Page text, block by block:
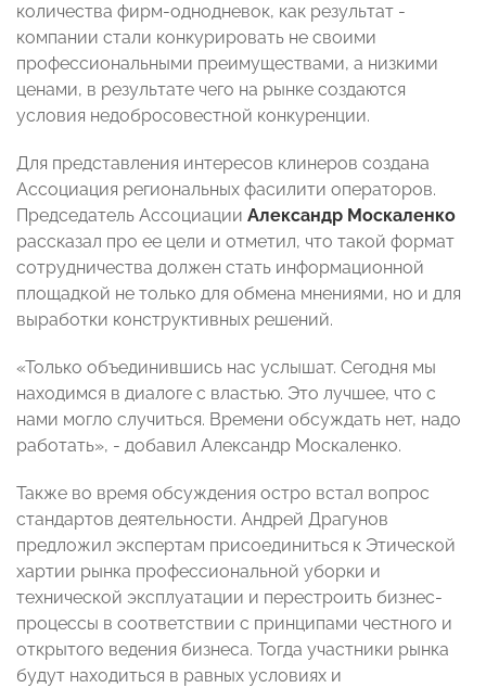
количества фирм-однодневок, как результат -
компании стали конкурировать не своими
профессиональными преимуществами, а низкими
ценами, в результате чего на рынке создаются
условия недобросовестной конкуренции.
Для представления интересов клинеров создана
Ассоциация региональных фасилити операторов.
Председатель Ассоциации Александр Москаленко
рассказал про ее цели и отметил, что такой формат
сотрудничества должен стать информационной
площадкой не только для обмена мнениями, но и для
выработки конструктивных решений.
«Только объединившись нас услышат. Сегодня мы
находимся в диалоге с властью. Это лучшее, что с
нами могло случиться. Времени обсуждать нет, надо
работать», - добавил Александр Москаленко.
Также во время обсуждения остро встал вопрос
стандартов деятельности. Андрей Драгунов
предложил экспертам присоединиться к Этической
хартии рынка профессиональной уборки и
технической эксплуатации и перестроить бизнес-
процессы в соответствии с принципами честного и
открытого ведения бизнеса. Тогда участники рынка
будут находиться в равных условиях и